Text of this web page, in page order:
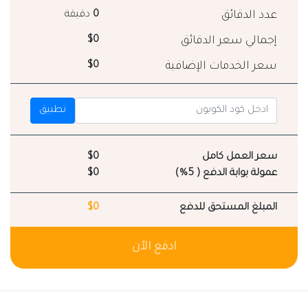
عدد الدقائق 0 دقيقة
إجمالي سعر الدقائق $0
سعر الخدمات الإضافية $0
تطبيق
سعر العمل كامل
$0
عمولة بوابة الدفع ( 5%)
$0
المبلغ المستحق للدفع $0
ادفع الآن